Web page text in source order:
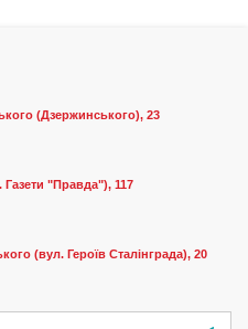
(Дзержинського), 23
"Правда"), 117
(вул. Героїв Сталінграда), 20